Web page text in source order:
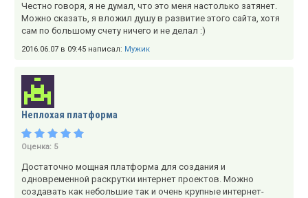
Честно говоря, я не думал, что это меня настолько затянет.
Можно сказать, я вложил душу в развитие этого сайта, хотя
сам по большому счету ничего и не делал :)
2016.06.07 в 09:45 написал: Мужик
Неплохая платформа
Оценка: 5
Достаточно мощная платформа для создания и
одновременной раскрутки интернет проектов. Можно
создавать как небольшие так и очень крупные интернет-